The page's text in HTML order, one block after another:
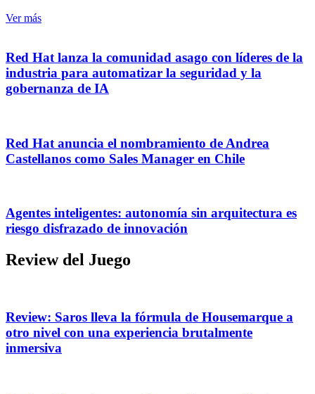
Ver más
Red Hat lanza la comunidad asago con líderes de la
industria para automatizar la seguridad y la
gobernanza de IA
Red Hat anuncia el nombramiento de Andrea
Castellanos como Sales Manager en Chile
Agentes inteligentes: autonomía sin arquitectura es
riesgo disfrazado de innovación
Review del Juego
Review: Saros lleva la fórmula de Housemarque a
otro nivel con una experiencia brutalmente
inmersiva